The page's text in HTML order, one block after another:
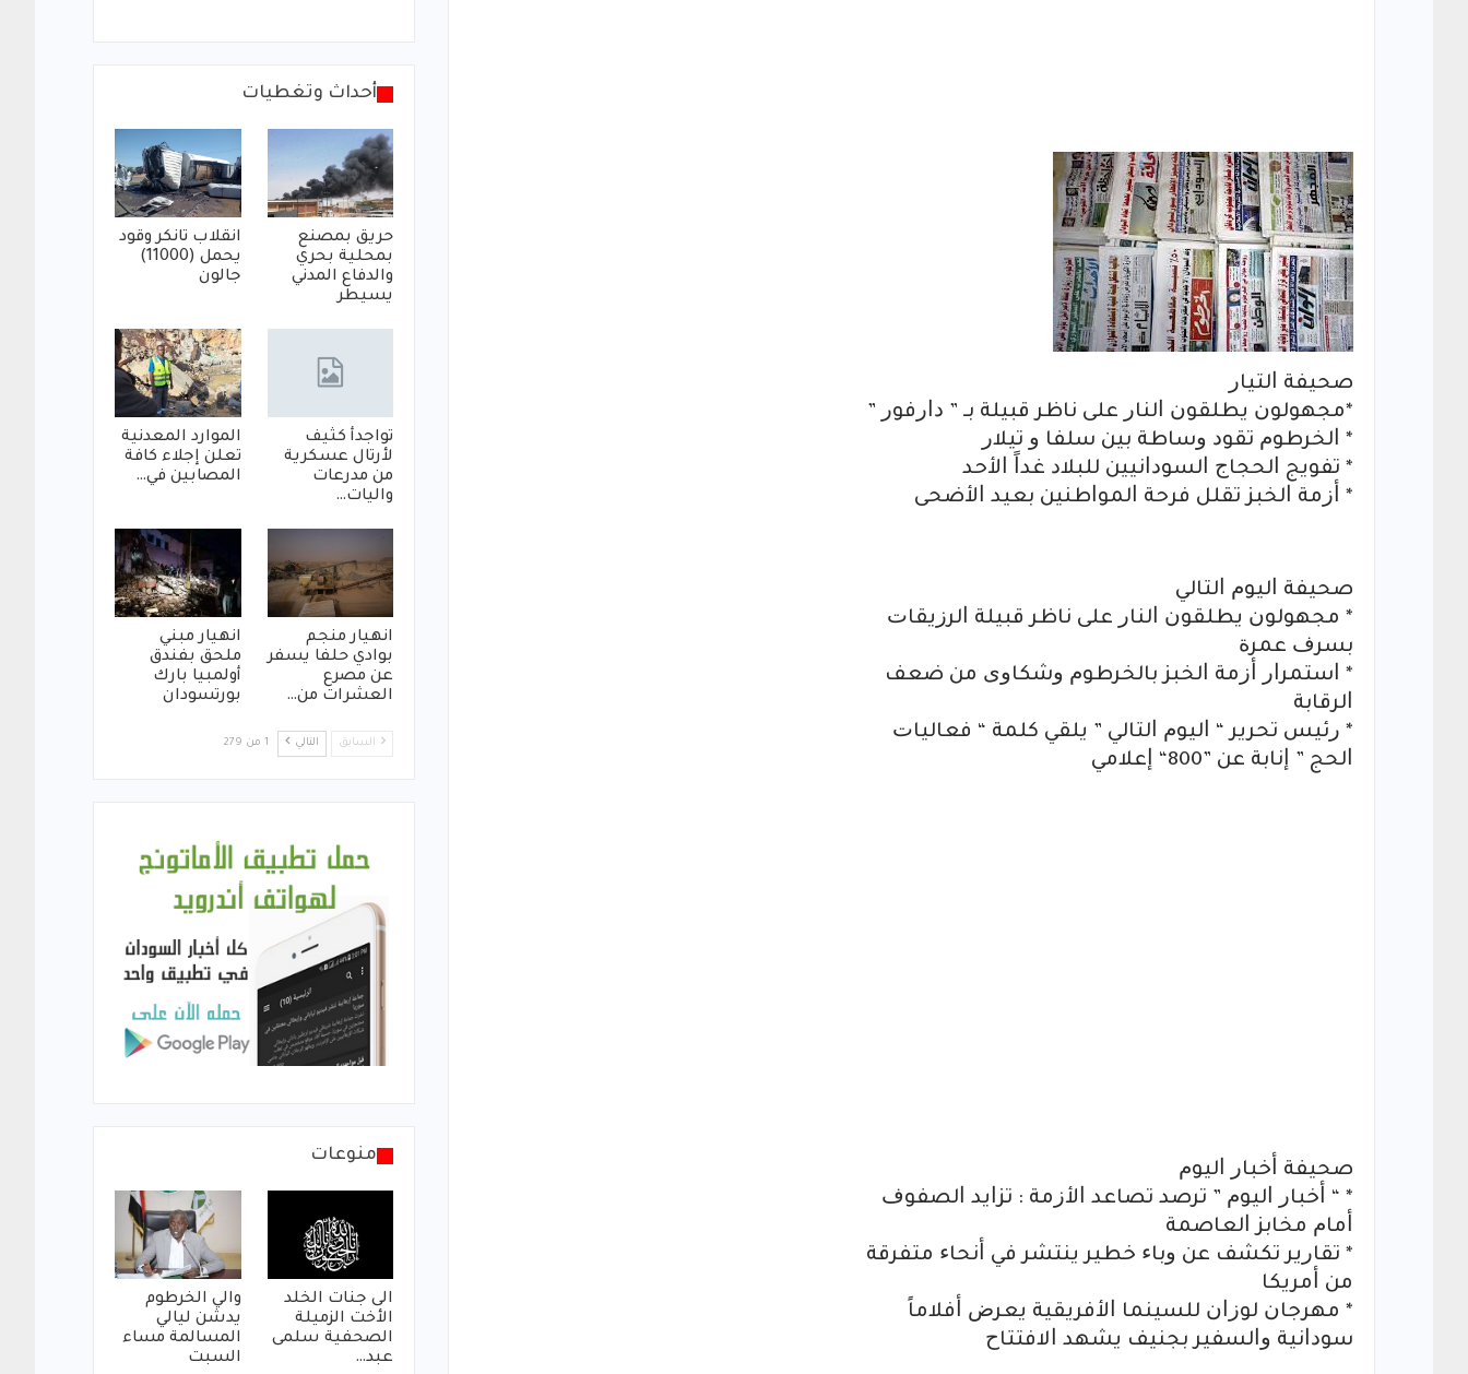
ﺻﺤﻴﻔﺔ ﺍﻟﺘﻴﺎﺭ
*ﻣﺠﻬﻮﻟﻮﻥ ﻳﻄﻠﻘﻮﻥ ﺍﻟﻨﺎﺭ ﻋﻠﻰ ﻧﺎﻇﺮ ﻗﺒﻴﻠﺔ ﺑـ ” ﺩﺍﺭﻓﻮﺭ ”
* ﺍﻟﺨﺮﻃﻮﻡ ﺗﻘﻮﺩ ﻭﺳﺎﻃﺔ ﺑﻴﻦ ﺳﻠﻔﺎ ﻭ ﺗﻴﻼﺭ
* ﺗﻔﻮﻳﺞ ﺍﻟﺤﺠﺎﺝ ﺍﻟﺴﻮﺩﺍﻧﻴﻴﻦ ﻟﻠﺒﻼﺩ ﻏﺪﺍً ﺍﻷﺣﺪ
* ﺃﺯﻣﺔ ﺍﻟﺨﺒﺰ ﺗﻘﻠﻞ ﻓﺮﺣﺔ ﺍﻟﻤﻮﺍﻃﻨﻴﻦ ﺑﻌﻴﺪ ﺍﻷﺿﺤﻰ
ﺻﺤﻴﻔﺔ ﺍﻟﻴﻮﻡ ﺍﻟﺘﺎﻟﻲ
* ﻣﺠﻬﻮﻟﻮﻥ ﻳﻄﻠﻘﻮﻥ ﺍﻟﻨﺎﺭ ﻋﻠﻰ ﻧﺎﻇﺮ ﻗﺒﻴﻠﺔ ﺍﻟﺮﺯﻳﻘﺎﺕ
ﺑﺴﺮﻑ ﻋﻤﺮﺓ
* ﺍﺳﺘﻤﺮﺍﺭ ﺃﺯﻣﺔ ﺍﻟﺨﺒﺰ ﺑﺎﻟﺨﺮﻃﻮﻡ ﻭﺷﻜﺎﻭﻯ ﻣﻦ ﺿﻌﻒ
ﺍﻟﺮﻗﺎﺑﺔ
* ﺭﺋﻴﺲ ﺗﺤﺮﻳﺮ “ ﺍﻟﻴﻮﻡ ﺍﻟﺘﺎﻟﻲ ” ﻳﻠﻘﻲ ﻛﻠﻤﺔ “ ﻓﻌﺎﻟﻴﺎﺕ
ﺍﻟﺤﺞ ” ﺇﻧﺎﺑﺔ ﻋﻦ ”800“ ﺇﻋﻼﻣﻲ
ﺻﺤﻴﻔﺔ ﺃﺧﺒﺎﺭ ﺍﻟﻴﻮﻡ
* “ ﺃﺧﺒﺎﺭ ﺍﻟﻴﻮﻡ ” ﺗﺮﺻﺪ ﺗﺼﺎﻋﺪ ﺍﻷﺯﻣﺔ : ﺗﺰﺍﻳﺪ ﺍﻟﺼﻔﻮﻑ
ﺃﻣﺎﻡ ﻣﺨﺎﺑﺰ ﺍﻟﻌﺎﺻﻤﺔ
* ﺗﻘﺎﺭﻳﺮ ﺗﻜﺸﻒ ﻋﻦ ﻭﺑﺎﺀ ﺧﻄﻴﺮ ﻳﻨﺘﺸﺮ ﻓﻲ ﺃﻧﺤﺎﺀ ﻣﺘﻔﺮﻗﺔ
ﻣﻦ ﺃﻣﺮﻳﻜﺎ
* ﻣﻬﺮﺟﺎﻥ ﻟﻮﺯﺍﻥ ﻟﻠﺴﻴﻨﻤﺎ ﺍﻷﻓﺮﻳﻘﻴﺔ ﻳﻌﺮﺽ ﺃﻓﻼﻣﺎً
ﺳﻮﺩﺍﻧﻴﺔ ﻭﺍﻟﺴﻔﻴﺮ ﺑﺠﻨﻴﻒ ﻳﺸﻬﺪ ﺍﻻﻓﺘﺘﺎﺡ
أحداث وتغطيات
حريق بمصنع
بمحلية بحري
والدفاع المدني
يسيطر
انقلاب تانكر وقود
يحمل (11000)
جالون
تواجدأ كثيف
لأرتال عسكرية
من مدرعات
واليات…
الموارد المعدنية
تعلن إجلاء كافة
المصابين في…
انهيار منجم
بوادي حلفا يسفر
عن مصرع
العشرات من…
انهيار مبني
ملحق بفندق
أولمبيا بارك
بورتسودان
السابق التالي 1 من 279
منوعات
الى جنات الخلد
الأخت الزميلة
الصحفية سلمى
عبد…
والي الخرطوم
يدشن ليالي
المسالمة مساء
السبت